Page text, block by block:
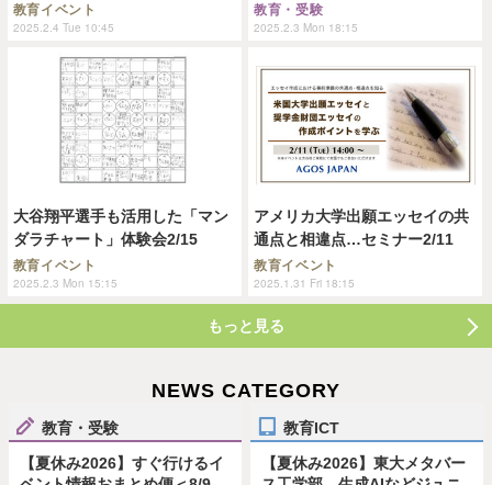
教育イベント
2025.2.4 Tue 10:45
教育・受験
2025.2.3 Mon 18:15
大谷翔平選手も活用した「マン
ダラチャート」体験会2/15
教育イベント
2025.2.3 Mon 15:15
アメリカ大学出願エッセイの共
通点と相違点…セミナー2/11
教育イベント
2025.1.31 Fri 18:15
もっと見る
NEWS CATEGORY
教育・受験
【夏休み2026】すぐ行けるイ
教育ICT
【夏休み2026】東大メタバー